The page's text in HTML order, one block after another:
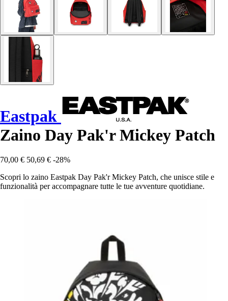
Eastpak
Zaino Day Pak'r Mickey Patch
70,00 € 50,69 € -28%
Scopri lo zaino Eastpak Day Pak'r Mickey Patch, che unisce stile e
funzionalità per accompagnare tutte le tue avventure quotidiane.